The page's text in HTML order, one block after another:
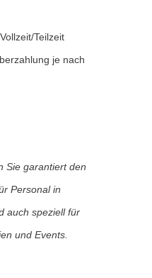
Vollzeit/Teilzeit
je nach
Sie garantiert den
Personal in
auch speziell für
und Events.